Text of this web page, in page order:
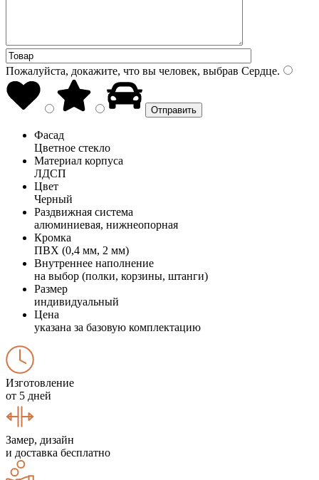
Пожалуйста, докажите, что вы человек, выбрав Сердце.
Фасад
Цветное стекло
Материал корпуса
ЛДСП
Цвет
Черный
Раздвижная система
алюминиевая, нижнеопорная
Кромка
ПВХ (0,4 мм, 2 мм)
Внутреннее наполнение
на выбор (полки, корзины, штанги)
Размер
индивидуальный
Цена
указана за базовую комплектацию
Изготовление
от 5 дней
Замер, дизайн
и доставка бесплатно